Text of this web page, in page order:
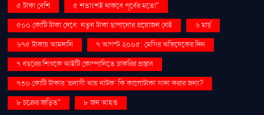
৫ টাকা বেশি
৫ শতাংশই থাকবে পূর্বের মতো"
৫০০ কোটি টাকা দেবে: নতুন টাকা ছাপানোর প্রয়োজন নেই
৬ মার্চ
৬৭৫ টাকায় আমদানি
৭ আগস্ট ২০০৫: মেসির অভিষেকের দিন
৭ বছরের শিশুকে আইটি কোম্পানিতে চাকরির প্রস্তাব
৭৩০ কোটি টাকার ‘প্রবাসী আয় নাটক’ কি কালোটাকা সাদা করার জন্য?
৮ চক্রের জড়িত"
৮ জন আহত